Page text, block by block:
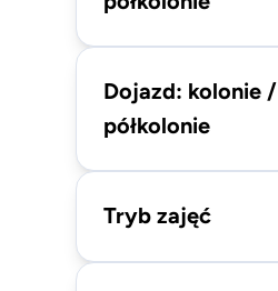
Dojazd: kolonie /
półkolonie
Tryb zajęć